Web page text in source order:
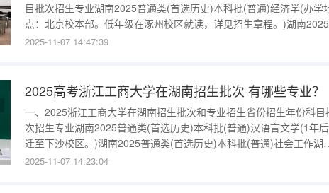
目批次招生专业湖南2025普通类(首选历史)本科批(普通)经济学(办学
点：北京校本部。低年级在涿州校区就读，详见招生章程。)湖南
通类(首选历史)本科批(普通)劳动经济学(办学地点：北京校本部。低年
2025-11-07 14:47:39
2025高考浙江工商大学在湖南招生批次 有哪些专业？
一、2025浙江工商大学在湖南招生批次和专业招生省份招生年份科目
次招生专业湖南2025普通类(首选历史)本科批(普通)汉语言文学(1年
迁至下沙校区。)湖南2025普通类(首选历史)本科批(普通)社会工作湖
2025普通类(首选历史)本科批(普通)公共管理类(包含专业:慈善管理、行
2025-11-07 14:23:04